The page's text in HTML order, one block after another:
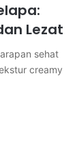
Lezat
sehat
creamy